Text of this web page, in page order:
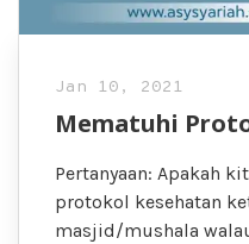
Jan 10, 2021
Mematuhi
Pertanyaan: Apakah
protokol kesehatan
masjid/mushala